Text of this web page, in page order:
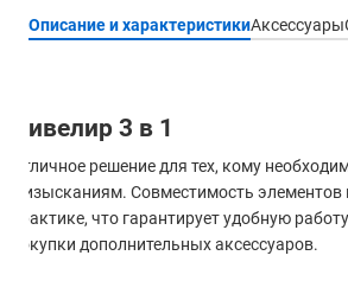
Описание и характеристикиАксессуары
Нивелир 3 в 1
Отличное решение для тех, кому
к изысканиям. Совместимость элементов
практике, что гарантирует удобную
покупки дополнительных аксессуаров.